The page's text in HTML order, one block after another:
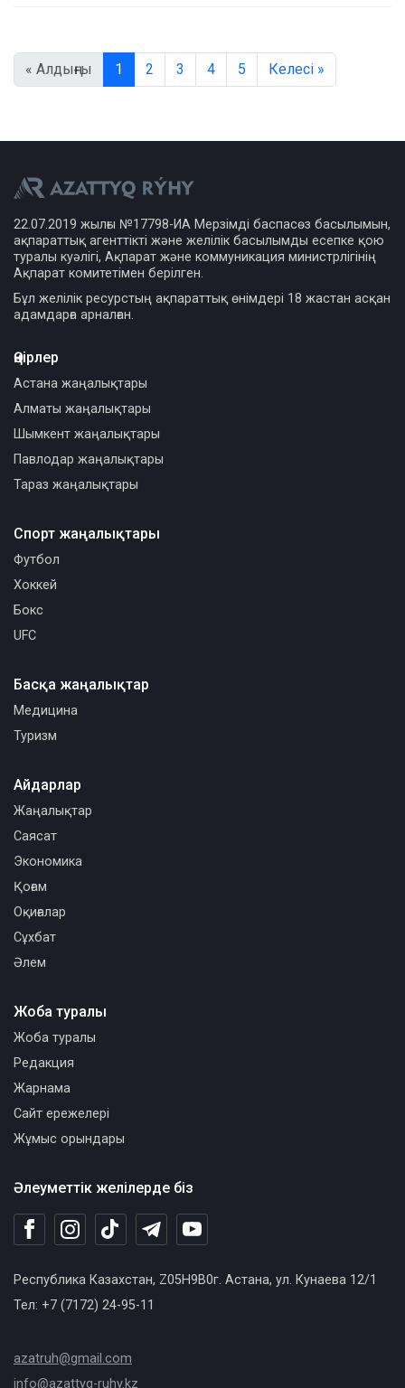
« Алдыңғы 1 2 3 4 5 Келесі »
22.07.2019 жылғы №17798-ИА Мерзімді баспасөз басылымын,
ақпараттық агенттікті және желілік басылымды есепке қою
туралы куәлігі, Ақпарат және коммуникация министрлігінің
Ақпарат комитетімен берілген.
Бұл желілік ресурстың ақпараттық өнімдері 18 жастан асқан
адамдарға арналған.
Өңірлер
Астана жаңалықтары
Алматы жаңалықтары
Шымкент жаңалықтары
Павлодар жаңалықтары
Тараз жаңалықтары
Спорт жаңалықтары
Футбол
Хоккей
Бокс
UFC
Басқа жаңалықтар
Медицина
Туризм
Әлеуметтік желілерде біз
Республика Казахстан, Z05H9B0г. Астана, ул. Кунаева 12/1
Тел: +7 (7172) 24-95-11
azatruh@gmail.com
info@azattyq-ruhy.kz
Айдарлар
Жаңалықтар
Саясат
Экономика
Қоғам
Оқиғалар
Сұхбат
Әлем
Жоба туралы
Жоба туралы
Редакция
Жарнама
Сайт ережелері
Жұмыс орындары